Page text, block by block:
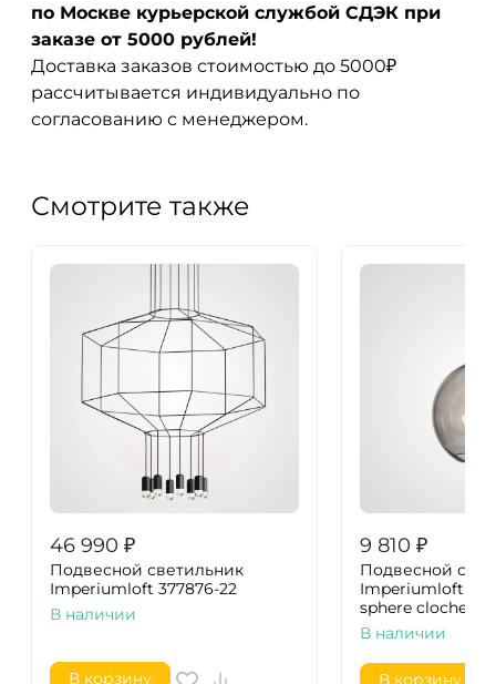
по Москве курьерской службой СДЭК при
заказе от 5000 рублей!
Доставка заказов стоимостью до 5000₽
рассчитывается индивидуально по
согласованию с менеджером.
Смотрите также
46 990 ₽
Подвесной светильник
Imperiumloft 377876-22
В наличии
В корзину
9 810 ₽
Подвесной
Imperiumloft
sphere cloche
В наличии